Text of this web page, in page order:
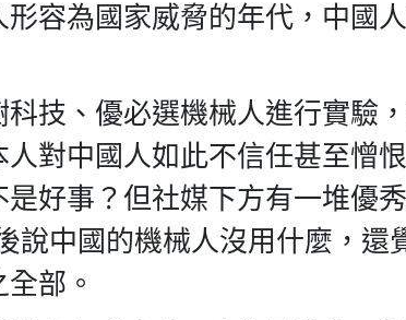
容為國家威脅的年代，中國
技、優必選機械人進行實驗
對中國人如此不信任甚至憎
好事？但社媒下方有一堆優
說中國的機械人沒用什麼，還
部。